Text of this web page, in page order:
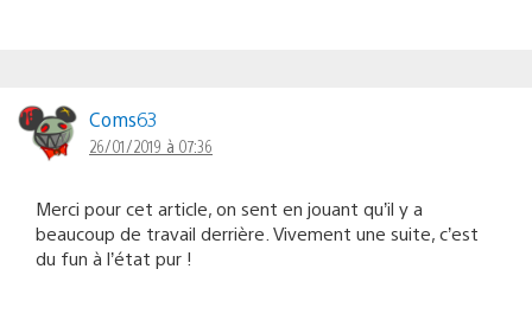
Coms63
26/01/2019 à 07:36
Merci pour cet article, on sent en jouant qu’il y a
beaucoup de travail derrière. Vivement une suite, c’est
du fun à l’état pur !